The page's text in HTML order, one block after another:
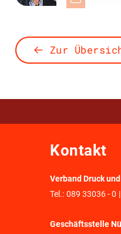
Zur
Kontakt
Verband Druck
Tel.: 089 33036 - 0 |
Geschäftsstelle